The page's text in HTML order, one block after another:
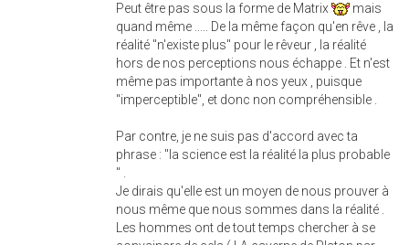
Peut être pas sous la forme de Matrix
mais
quand même ..... De la même façon qu'en rêve , la
réalité "n'existe plus" pour le rêveur , la réalité
hors de nos perceptions nous échappe . Et n'est
même pas importante à nos yeux , puisque
"imperceptible", et donc non compréhensible .
Par contre, je ne suis pas d'accord avec ta
phrase : "la science est la réalité la plus probable
" .
Je dirais qu'elle est un moyen de nous prouver à
nous même que nous sommes dans la réalité .
Les hommes ont de tout temps chercher à se